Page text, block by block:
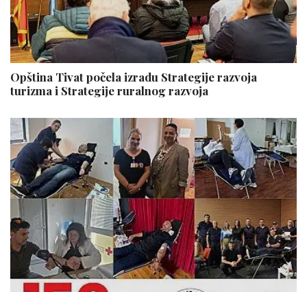
Opština Tivat počela izradu Strategije razvoja
turizma i Strategije ruralnog razvoja